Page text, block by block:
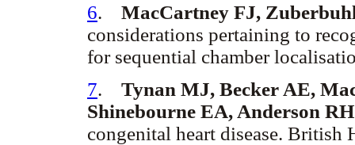
6. MacCartney FJ,
considerations pertaining to
for sequential chamber
7. Tynan MJ, Becker AE,
Shinebourne EA, Anderson
congenital heart disease. British